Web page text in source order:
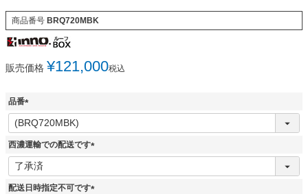
商品番号 BRQ720MBK
販売価格 ¥121,000税込
品番
(
必
須
西濃運輸での配送です
(
須
配送日時指定不可です